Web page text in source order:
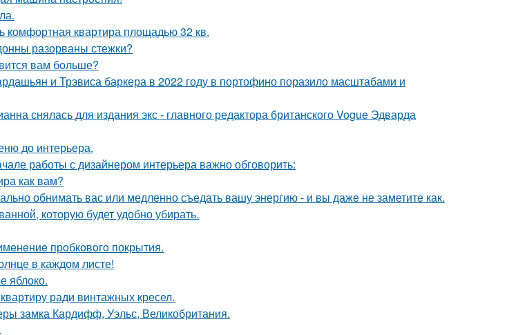
комфортная квартира площадью 32 кв.
разорваны стежки?
вам больше?
и Трэвиса баркера в 2022 году в портофино поразило масштабами и
снялась для издания экс - главного редактора британского Vogue Эдварда
до интерьера.
работы с дизайнером интерьера важно обговорить:
как вам?
обнимать вас или медленно съедать вашу энергию - и вы даже не заметите как.
которую будет удобно убирать.
прoбкoвoгo покрытия.
в каждом листе!
яблоко.
ради винтажных кресел.
замка Кардифф, Уэльс, Великобритания.